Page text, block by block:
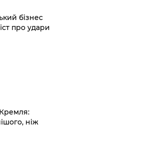
бізнес
про удари
ніж